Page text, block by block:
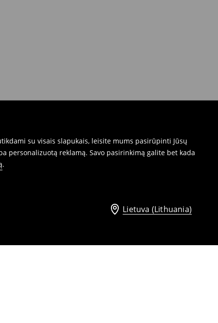
su visais slapukais, leisite mums pasirūpinti Jūsų
personalizuotą reklamą. Savo pasirinkimą galite bet kada
.
Lietuva (Lithuania)